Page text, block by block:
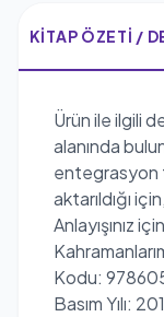
KITAP ÖZETI /
Ürün ile ilgili
alanında
entegrasyon
aktarıldığı
Anlayışınız
Kodu:
Basım Yılı: